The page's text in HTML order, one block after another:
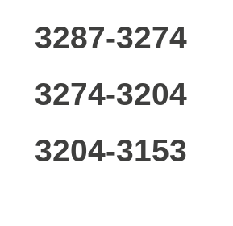
3287-3274
3274-3204
3204-3153